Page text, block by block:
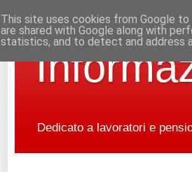
Dedicato a lavoratori e
This site uses cookies from Google
are shared with Google along with
statistics, and to detect and address